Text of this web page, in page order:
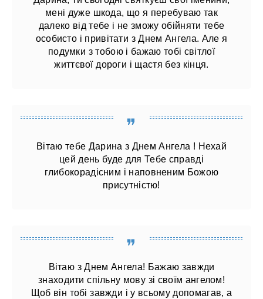
мені дуже шкода, що я перебуваю так
далеко від тебе і не зможу обійняти тебе
особисто і привітати з Днем Ангела. Але я
подумки з тобою і бажаю тобі світлої
життєвої дороги і щастя без кінця.
Вітаю тебе Дарина з Днем Ангела ! Нехай
цей день буде для Тебе справді
глибокорадісним і наповненим Божою
присутністю!
Вітаю з Днем Ангела! Бажаю завжди
знаходити спільну мову зі своїм ангелом!
Щоб він тобі завжди і у всьому допомагав, а